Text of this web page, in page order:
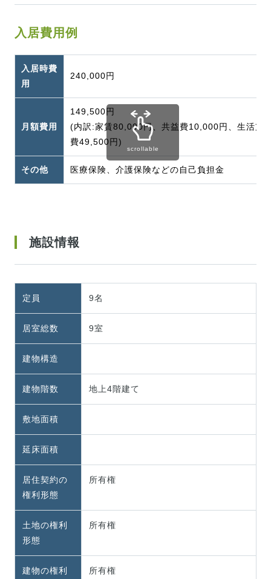
入居費用例
入居時費
用
240,000円
月額費用
149,500円
(内訳:家賃80,000円、共益費10,000円、生活支
費49,500円)
その他 医療保険、介護保険などの自己負担金
scrollable
施設情報
定員 9名
居室総数 9室
建物構造
建物階数 地上4階建て
敷地面積
延床面積
居住契約の
権利形態
所有権
土地の権利
形態
所有権
建物の権利
所有権